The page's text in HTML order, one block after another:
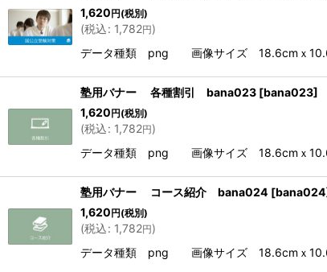
1,620円(税別)
(税込: 1,782円)
データ種類 png 画像サイズ 18.6cmｘ
塾用バナー 各種割引 bana023 [bana023]
1,620円(税別)
(税込: 1,782円)
データ種類 png 画像サイズ 18.6cmｘ
塾用バナー コース紹介 bana024 [bana024
1,620円(税別)
(税込: 1,782円)
データ種類 png 画像サイズ 18.6cmｘ